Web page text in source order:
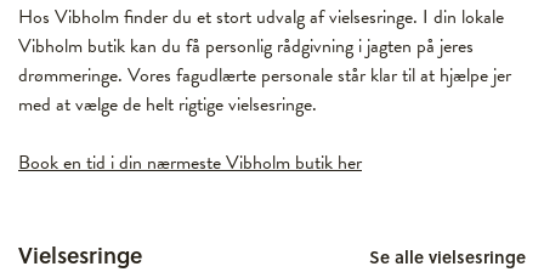
Hos Vibholm finder du et stort udvalg af vielsesringe. I din lokale
Vibholm butik kan du få personlig rådgivning i jagten på jeres
drømmeringe. Vores fagudlærte personale står klar til at hjælpe jer
med at vælge de helt rigtige vielsesringe.
Book en tid i din nærmeste Vibholm butik her
Vielsesringe Se alle vielsesringe